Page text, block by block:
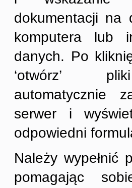
dokumentacji na
komputera lub
danych. Po
‘otwórz’
automatycznie
serwer i
odpowiedni
Należy wypełnić
pomagając